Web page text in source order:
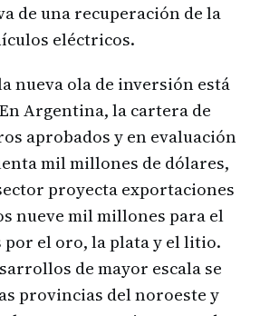
de una recuperación de la
eléctricos.
nueva ola de inversión está
Argentina, la cartera de
aprobados y en evaluación
mil millones de dólares,
proyecta exportaciones
nueve mil millones para el
por el oro, la plata y el litio.
de mayor escala se
provincias del noroeste y